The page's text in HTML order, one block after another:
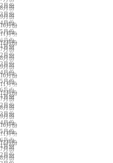
8月份
9月份
10月份
11月份
12月份
2月份
3月份
4月份
5月份
6月份
7月份
8月份
9月份
10月份
11月份
12月份
南京展会排期
1月份
2月份
3月份
4月份
5月份
6月份
7月份
8月份
9月份
10月份
11月份
12月份
太原展会排期
1月份
2月份
3月份
4月份
5月份
6月份
7月份
8月份
长春展会排期
1月份
2月份